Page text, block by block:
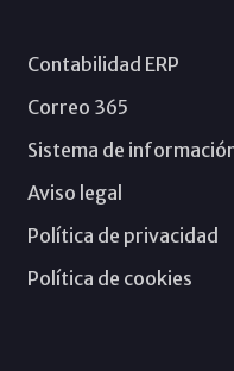
Contabilidad ERP
Correo 365
Sistema de
Aviso legal
Política de privacidad
Política de cookies